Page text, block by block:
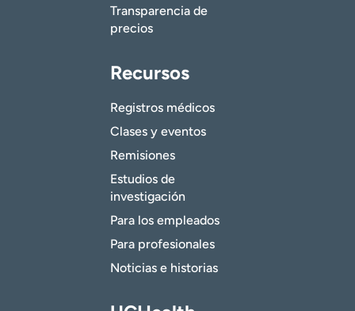
Transparencia de
precios
Recursos
Registros médicos
Clases y eventos
Remisiones
Estudios de
investigación
Para los empleados
Para profesionales
Noticias e historias